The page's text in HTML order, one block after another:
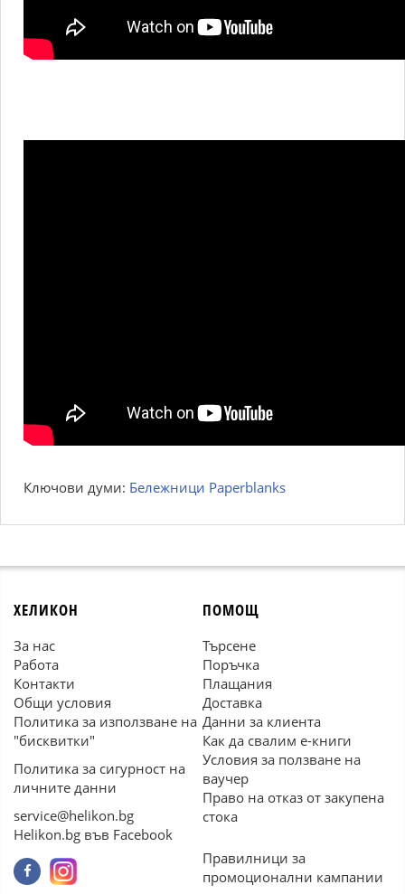
Ключови думи: Бележници Paperblanks
ХЕЛИКОН
За нас
Работа
Контакти
Общи условия
Политика за използване на
"бисквитки"
Политика за сигурност на
личните данни
service@helikon.bg
Helikon.bg във Facebook
ПОМОЩ
Търсене
Поръчка
Плащания
Доставка
Данни за клиента
Как да свалим е-книги
Условия за ползване на
ваучер
Право на отказ от закупена
стока
Правилници за
промоционални кампании